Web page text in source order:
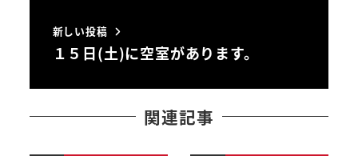
新しい投稿
１５日(土)に空室があります。
関連記事